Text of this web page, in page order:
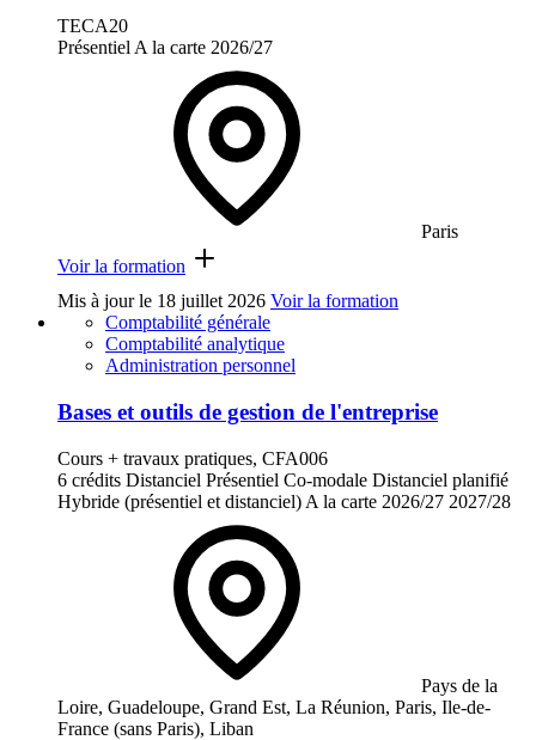
TECA20
Présentiel A la carte 2026/27
Paris
Voir la formation
Mis à jour le 18 juillet 2026 Voir la formation
Comptabilité générale
Comptabilité analytique
Administration personnel
Bases et outils de gestion de l'entreprise
Cours + travaux pratiques, CFA006
6 crédits Distanciel Présentiel Co-modale Distanciel planifié
Hybride (présentiel et distanciel) A la carte 2026/27 2027/28
Pays de la
Loire, Guadeloupe, Grand Est, La Réunion, Paris, Ile-de-
France (sans Paris), Liban